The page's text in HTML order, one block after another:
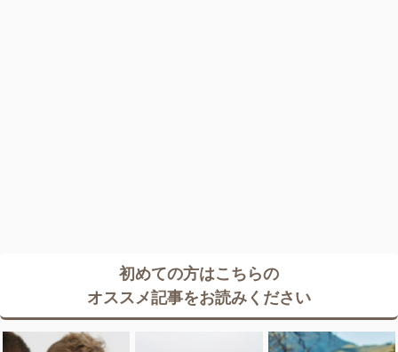
初めての方はこちらの
オススメ記事をお読みください